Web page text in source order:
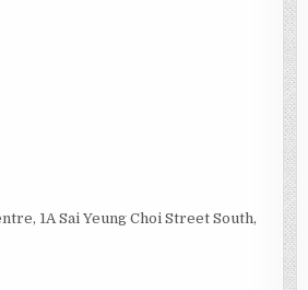
1A Sai Yeung Choi Street South,